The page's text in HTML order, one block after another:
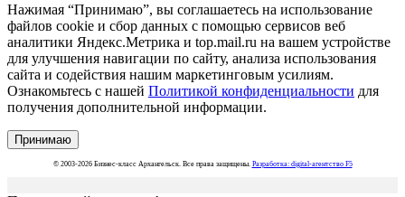
Нажимая “Принимаю”, вы соглашаетесь на использование
файлов cookie и сбор данных с помощью сервисов веб
аналитики Яндекс.Метрика и top.mail.ru на вашем устройстве
для улучшения навигации по сайту, анализа использования
сайта и содействия нашим маркетинговым усилиям.
Ознакомьтесь с нашей Политикой конфиденциальности для
получения дополнительной информации.
Принимаю
© 2003-2026 Бизнес-класс Архангельск. Все права защищены. Разработка: digital-агентство F5